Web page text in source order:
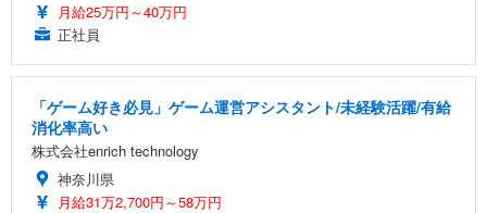
月給25万円～40万円
正社員
「ゲーム好き必見」ゲーム運営アシスタント/未経験活躍/有給
消化率高い
株式会社enrich technology
神奈川県
月給31万2,700円～58万円